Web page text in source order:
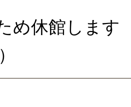
め休館します